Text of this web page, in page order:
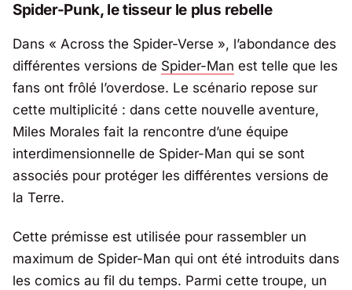
Spider-Punk, le tisseur le plus rebelle
Dans « Across the Spider-Verse », l’abondance des
différentes versions de Spider-Man est telle que les
fans ont frôlé l’overdose. Le scénario repose sur
cette multiplicité : dans cette nouvelle aventure,
Miles Morales fait la rencontre d’une équipe
interdimensionnelle de Spider-Man qui se sont
associés pour protéger les différentes versions de
la Terre.
Cette prémisse est utilisée pour rassembler un
maximum de Spider-Man qui ont été introduits dans
les comics au fil du temps. Parmi cette troupe, un